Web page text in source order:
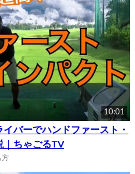
10:01
バーでハンドファースト・
｜ちゃごるTV
方